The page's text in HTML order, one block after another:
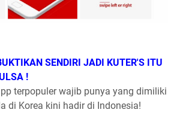
SENDIRI JADI KUTER'S ITU
!
terpopuler wajib punya yang dimiliki
di Korea kini hadir di Indonesia!